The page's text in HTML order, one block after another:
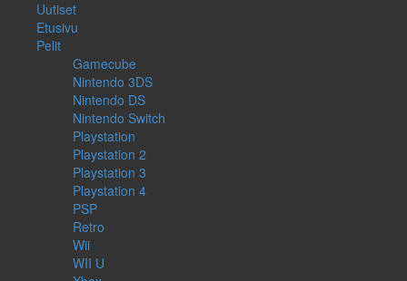
Uutiset
Etusivu
Pelit
Gamecube
Nintendo 3DS
Nintendo DS
Nintendo Switch
Playstation
Playstation 2
Playstation 3
Playstation 4
PSP
Retro
Wii
WII U